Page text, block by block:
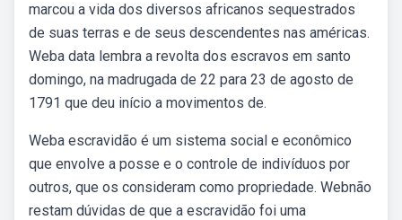
marcou a vida dos diversos africanos sequestrados
de suas terras e de seus descendentes nas américas.
Weba data lembra a revolta dos escravos em santo
domingo, na madrugada de 22 para 23 de agosto de
1791 que deu início a movimentos de.
Weba escravidão é um sistema social e econômico
que envolve a posse e o controle de indivíduos por
outros, que os consideram como propriedade. Webnão
restam dúvidas de que a escravidão foi uma